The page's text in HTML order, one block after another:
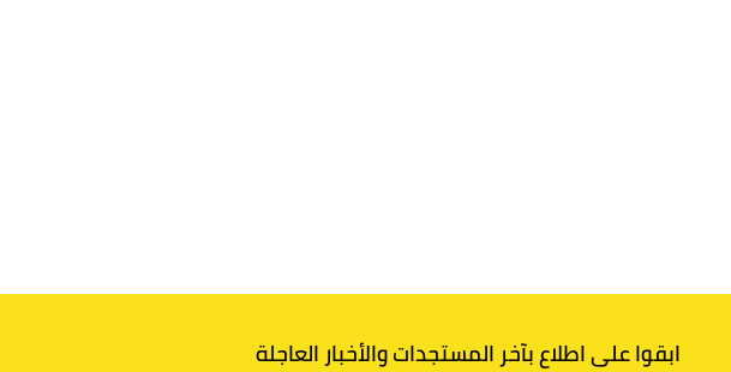
ابقوا على اطلاع بآخر المستجدات والأخبار العاجلة